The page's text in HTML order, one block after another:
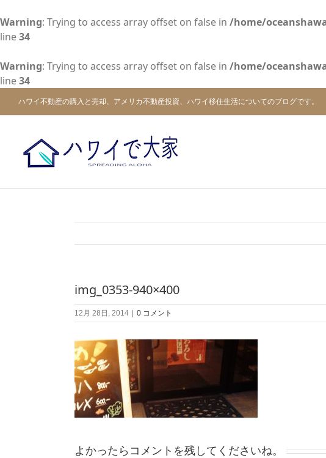
Warning: Trying to access array offset on false in /home/
line34
Warning: Trying to access array offset on false in /home/
line34
ハワイ不動産の購入と売却、アメリカ不動産投資、ハワイ移住生活についてのブログです。
img_0353-940×400
12月 28日, 2014 0 コメント
よかったらコメントを残してくださいね。